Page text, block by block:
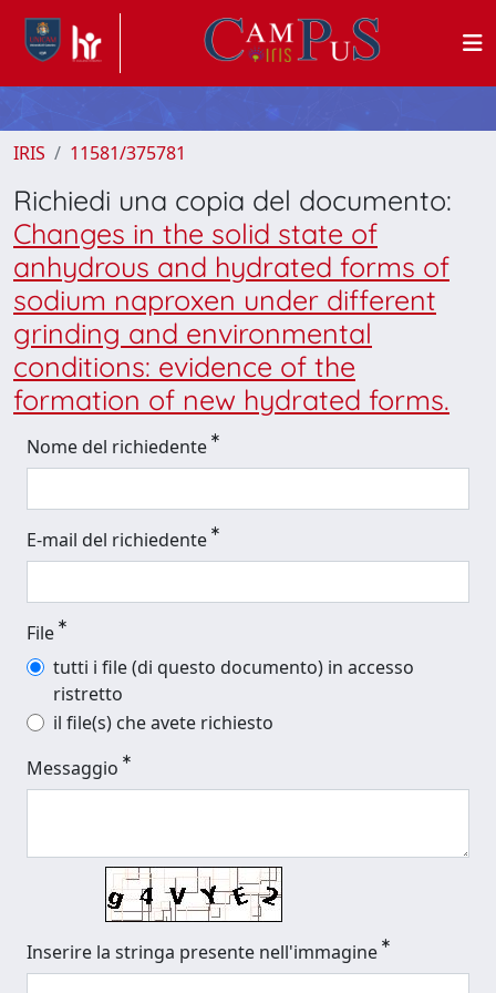
IRIS 11581/375781
Richiedi una copia del documento:
Changes in the solid state of
anhydrous and hydrated forms of
sodium naproxen under different
grinding and environmental
conditions: evidence of the
formation of new hydrated forms.
Nome del richiedente
E-mail del richiedente
File
tutti i file (di questo documento) in accesso
ristretto
il file(s) che avete richiesto
Messaggio
Inserire la stringa presente nell'immagine